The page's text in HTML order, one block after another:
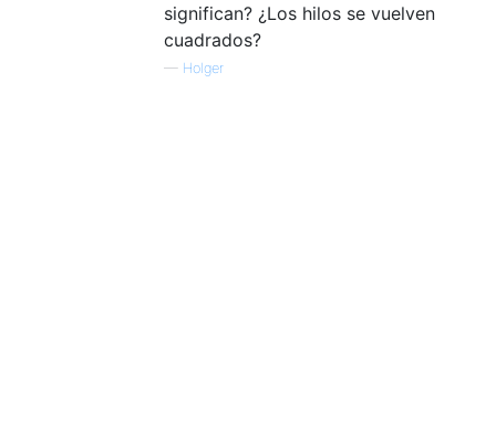
significan? ¿Los hilos se vuelven
cuadrados?
— Holger